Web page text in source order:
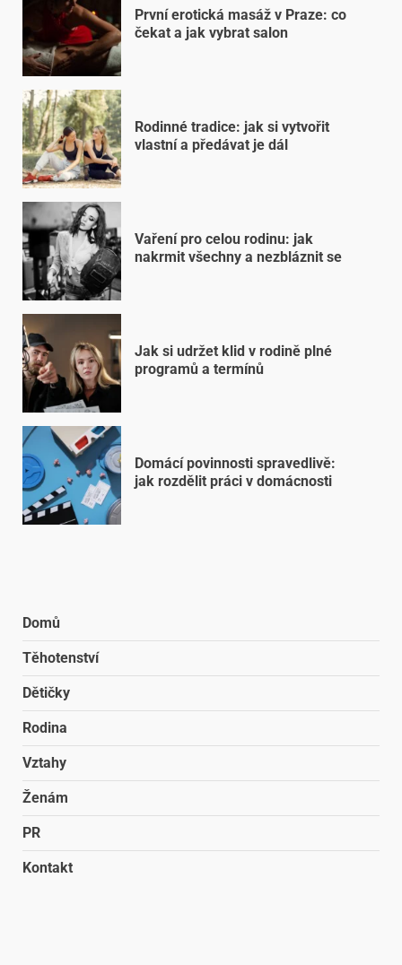
První erotická masáž v Praze: co
čekat a jak vybrat salon
Rodinné tradice: jak si vytvořit
vlastní a předávat je dál
Vaření pro celou rodinu: jak
nakrmit všechny a nezbláznit se
Jak si udržet klid v rodině plné
programů a termínů
Domácí povinnosti spravedlivě:
jak rozdělit práci v domácnosti
Domů
Těhotenství
Dětičky
Rodina
Vztahy
Ženám
PR
Kontakt